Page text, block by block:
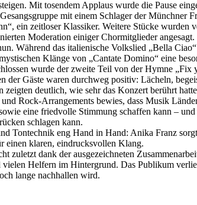
Mit tosendem Applaus wurde die Pause
mit einem Schlager der Münchner
ein zeitloser Klassiker. Weitere Stücke wurden
Moderation einiger Chormitglieder angesagt.
Während das italienische Volkslied „Bella Ciao“
Klänge von „Cantate Domino“ eine
wurde der zweite Teil von der Hymne „Fix
der Gäste waren durchweg positiv: Lächeln,
zeigten deutlich, wie sehr das Konzert berührt
Rock-Arrangements bewies, dass Musik
eine friedvolle Stimmung schaffen kann – und
schlagen kann.
Tontechnik eng Hand in Hand: Anika Franz
einen klaren, eindrucksvollen Klang.
zuletzt dank der ausgezeichneten
Helfern im Hintergrund. Das Publikum
lange nachhallen wird.